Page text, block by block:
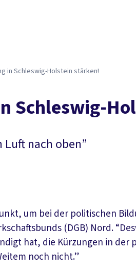
in Schles­wig-Hol­stein stär­ken!
Schles­wig-
nach oben”
um bei der politischen
(DGB) Nord.
hat, die Kürzungen in der
noch nicht.”